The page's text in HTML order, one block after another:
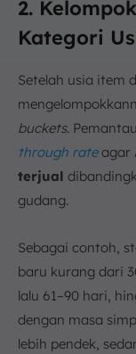
2.
Kategori
Setelah usia item
buckets.
through rateagar
terjual
gudang.
Sebagai contoh,
baru kurang dari
lalu 61–90 hari,
dengan masa
lebih pendek,